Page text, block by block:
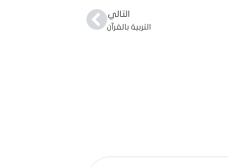
التالي
التربية بالقرآن